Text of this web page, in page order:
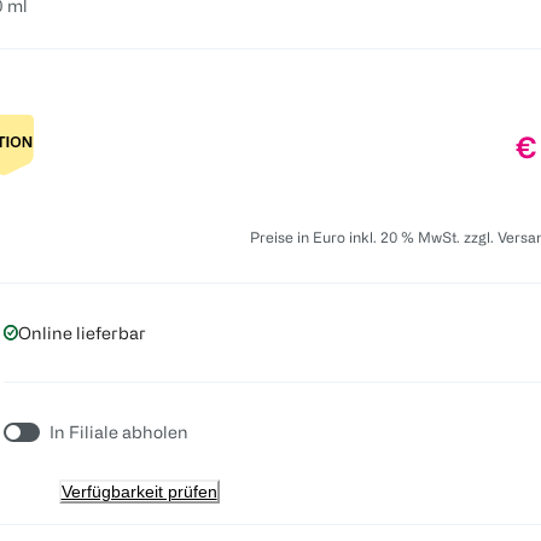
ml
€
Preise in Euro inkl. 20 % MwSt. zzgl.
Online lieferbar
In Filiale abholen
Verfügbarkeit prüfen